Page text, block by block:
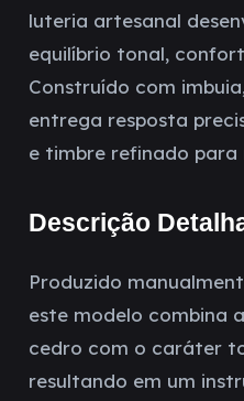
luteria artesanal
equilíbrio tonal,
Construído com
entrega resposta
e timbre refinado para
Descrição
Produzido
este modelo combina
cedro com o caráter
resultando em um